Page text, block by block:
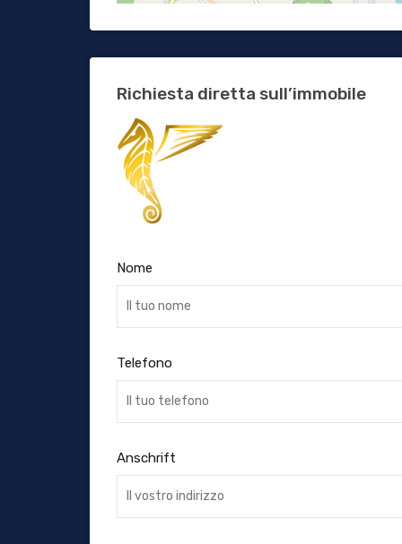
Richiesta diretta sull’immobile
Nome
Telefono
Anschrift